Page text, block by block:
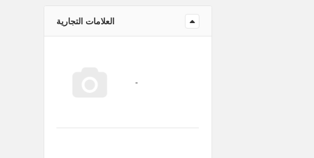
العلامات التجارية